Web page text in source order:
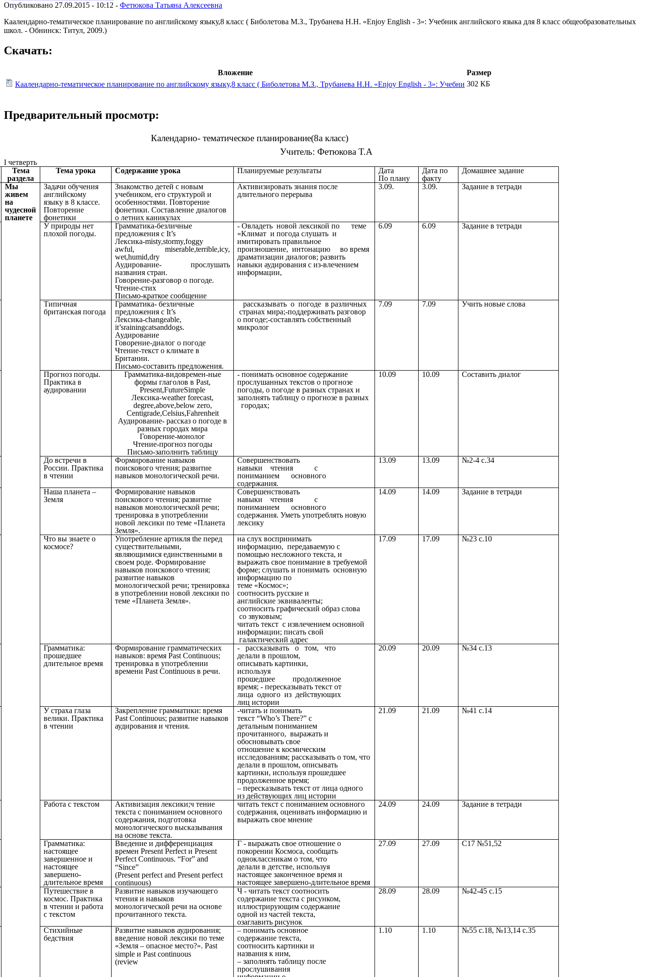
Опубликовано 27.09.2015 - 10:12 - Фетюкова Татьяна Алексеевна
Каалендарно-тематическое планирование по английскому языку,8 класс ( Биболетова М.З., Трубанева Н.Н. «Enjoy English - 3»: Учебник английского языка для 8 класс общеобразовательных
школ. - Обнинск: Титул, 2009.)
Скачать:
Вложение
Размер
Каалендарно-тематическое планирование по английскому языку,8 класс ( Биболетова М.З., Трубанева Н.Н. «Enjoy English - 3»: Учебни 302 КБ
Предварительный просмотр:
Календарно- тематическое планирование(8а класс)
Учитель: Фетюкова Т.А
I четверть
Тема
раздела
Тема урока Содержание урока Планируемые результаты
Дата
По плану
Дата по
факту
Домашнее задание
Мы
живем
на
чудесной
планете
Задачи обучения
английскому
языку в 8 классе.
Повторение
фонетики
Знакомство детей с новым
учебником, его структурой и
особенностями. Повторение
фонетики. Составление диалогов
о летних каникулах
Активизировать знания после
длительного перерыва
3.09. 3.09. Задание в тетради
У природы нет
плохой погоды.
Грамматика-безличные
предложения с It’s
Лексика-misty,stormy,foggy
awful, miserable,terrible,icy,
wet,humid,dry
Аудирование- прослушать
названия стран.
Говорение-разговор о погоде.
Чтение-стих
Письмо-краткое сообщение
- Овладеть новой лексикой по теме
«Климат и погода слушать и
имитировать правильное
произношение, интонацию во время
драматизации диалогов; развить
навыки аудирования с из-влечением
информации,
6.09 6.09 Задание в тетради
Типичная
британская погода
Грамматика- безличные
предложения с It’s
Лексика-changeable,
it’srainingcatsanddogs.
Аудирование
Говорение-диалог о погоде
Чтение-текст о климате в
Британии.
Письмо-составить предложения.
рассказывать о погоде в различных
странах мира;-поддерживать разговор
о погоде;-составлять собственный
микролог
7.09 7.09 Учить новые слова
Прогноз погоды.
Практика в
аудировании
Грамматика-видовремен-ные
формы глаголов в Past,
Present,FutureSimple
Лексика-weather forecast,
degree,above,below zero,
Centigrade,Celsius,Fahrenheit
Аудирование- рассказ о погоде в
разных городах мира
Говорение-монолог
Чтение-прогноз погоды
Письмо-заполнить таблицу
- понимать основное содержание
прослушанных текстов о прогнозе
погоды, о погоде в разных странах и
заполнять таблицу о прогнозе в разных
городах;
10.09 10.09 Составить диалог
До встречи в
России. Практика
в чтении
Формирование навыков
поискового чтения; развитие
навыков монологической речи.
Совершенствовать
навыки чтения с
пониманием основного
содержания.
13.09 13.09 №2-4 с.34
Наша планета –
Земля
Формирование навыков
поискового чтения; развитие
навыков монологической речи;
тренировка в употреблении
новой лексики по теме «Планета
Земля».
Совершенствовать
навыки чтения с
пониманием основного
содержания. Уметь употреблять новую
лексику
14.09 14.09 Задание в тетради
Что вы знаете о
космосе?
Употребление артикля the перед
существительными,
являющимися единственными в
своем роде. Формирование
навыков поискового чтения;
развитие навыков
монологической речи; тренировка
в употреблении новой лексики по
теме «Планета Земля».
на слух воспринимать
информацию, передаваемую с
помощью несложного текста, и
выражать свое понимание в требуемой
форме; слушать и понимать основную
информацию по
теме «Космос»;
соотносить русские и
английские эквиваленты;
соотносить графический образ слова
со звуковым;
читать текст с извлечением основной
информации; писать свой
галактический адрес
17.09 17.09 №23 с.10
Грамматика:
прошедшее
длительное время
Формирование грамматических
навыков: время Past Continuous;
тренировка в употреблении
времени Past Continuous в речи.
- рассказывать о том, что
делали в прошлом,
описывать картинки,
используя
прошедшее продолженное
время; - пересказывать текст от
лица одного из действующих
лиц истории
20.09 20.09 №34 с.13
У страха глаза
велики. Практика
в чтении
Закрепление грамматики: время
Past Continuous; развитие навыков
аудирования и чтения.
-читать и понимать
текст “Who’s There?” с
детальным пониманием
прочитанного, выражать и
обосновывать свое
отношение к космическим
исследованиям; рассказывать о том, что
делали в прошлом, описывать
картинки, используя прошедшее
продолженное время;
– пересказывать текст от лица одного
из действующих лиц истории
21.09 21.09 №41 с.14
Работа с текстом
Активизация лексики;ч тение
текста с пониманием основного
содержания, подготовка
монологического высказывания
на основе текста.
читать текст с пониманием основного
содержания, оценивать информацию и
выражать свое мнение
24.09 24.09 Задание в тетради
Грамматика:
настоящее
завершенное и
настоящее
завершено-
длительное время
Введение и дифференциация
времен Present Perfect и Present
Perfect Continuous. “For” and
“Since”
(Present perfect and Present perfect
continuous)
Г - выражать свое отношение о
покорении Космоса, сообщать
одноклассникам о том, что
делали в детстве, используя
настоящее законченное время и
настоящее завершено-длительное время
27.09 27.09 С17 №51,52
Путешествие в
космос. Практика
в чтении и работа
с текстом
Развитие навыков изучающего
чтения и навыков
монологической речи на основе
прочитанного текста.
Ч - читать текст соотносить
содержание текста с рисунком,
иллюстрирующим содержание
одной из частей текста,
озаглавить рисунок
28.09 28.09 №42-45 с.15
Стихийные
бедствия
Развитие навыков аудирования;
введение новой лексики по теме
«Земля – опасное место?». Past
simple и Past continuous
(review
– понимать основное
содержание текста,
соотносить картинки и
названия к ним,
– заполнять таблицу после
прослушивания
1.10 1.10 №55 с.18, №13,14 с.35